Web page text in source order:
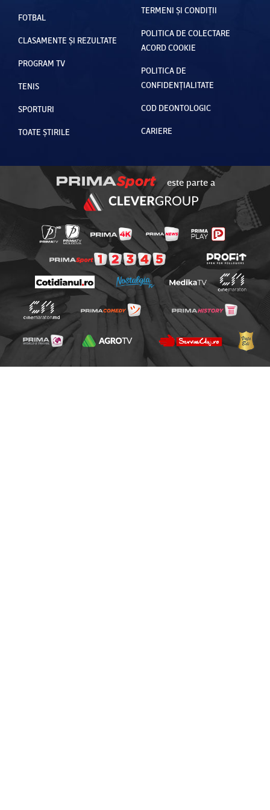
FOTBAL
CLASAMENTE ȘI REZULTATE
PROGRAM TV
TENIS
SPORTURI
TOATE ȘTIRILE
TERMENI ȘI CONDIȚII
POLITICA DE COLECTARE
ACORD COOKIE
POLITICA DE
CONFIDENȚIALITATE
COD DEONTOLOGIC
CARIERE
este parte a